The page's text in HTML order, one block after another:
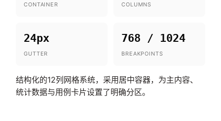
CONTAINER COLUMNS
24px
GUTTER
768 / 1024
BREAKPOINTS
结构化的12列网格系统，采用居中容器，为主内容、
统计数据与用例卡片设置了明确分区。